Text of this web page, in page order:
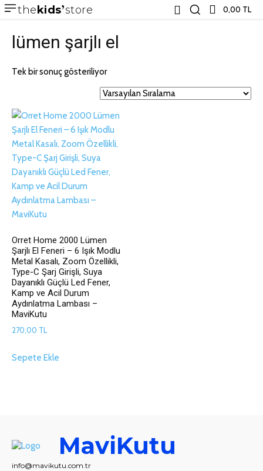
thekids store 0,00 TL
lümen şarjlı el
Tek bir sonuç gösteriliyor
Orret Home 2000 Lümen
Şarjlı El Feneri – 6 Işık Modlu
Metal Kasalı, Zoom Özellikli,
Type-C Şarj Girişli, Suya
Dayanıklı Güçlü Led Fener,
Kamp ve Acil Durum
Aydınlatma Lambası –
MaviKutu
270,00 TL
Sepete Ekle
MaviKutu
info@mavikutu.com.tr